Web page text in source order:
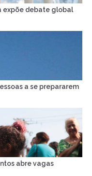
expõe debate global
a se prepararem
abre vagas